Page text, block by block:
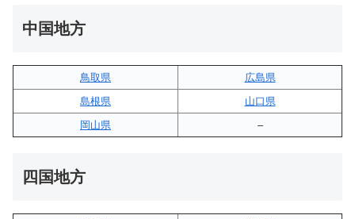
中国地方
鳥取県
広島県
島根県
山口県
岡山県
–
四国地方